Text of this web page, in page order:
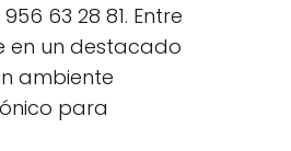
63 28 81. Entre
en un destacado
ambiente
para